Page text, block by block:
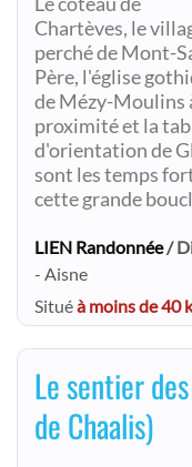
Chartèves, le
perché de Mont-
Père, l'église
de Mézy-Moulins
proximité et la
d'orientation de
sont les temps
cette grande
LIEN Randonnée/
- Aisne
Situéà moins de 40
Le sentier
de Chaalis)